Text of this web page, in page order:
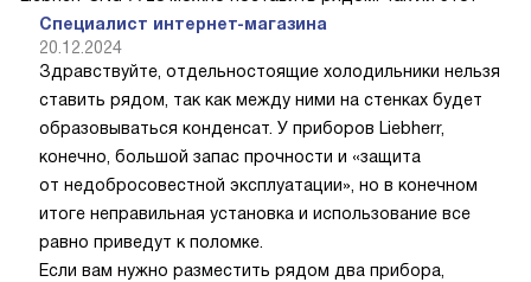
Специалист интернет-магазина
20.12.2024
Здравствуйте, отдельностоящие холодильники нельзя
ставить рядом, так как между ними на стенках будет
образовываться конденсат. У приборов Liebherr,
конечно, большой запас прочности и «защита
от недобросовестной эксплуатации», но в конечном
итоге неправильная установка и использование все
равно приведут к поломке.
Если вам нужно разместить рядом два прибора,